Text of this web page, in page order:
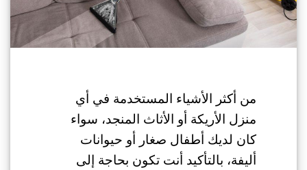
من أكثر الأشياء المستخدمة في أي
منزل الأريكة أو الأثاث المنجد، سواء
كان لديك أطفال صغار أو حيوانات
أليفة، بالتأكيد أنت تكون بحاجة إلى